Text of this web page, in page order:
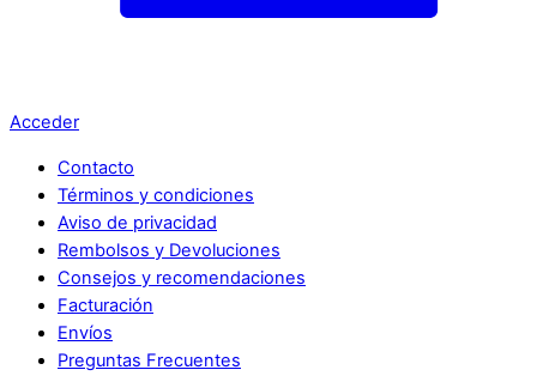
Acceder
Contacto
Términos y condiciones
Aviso de privacidad
Rembolsos y Devoluciones
Consejos y recomendaciones
Facturación
Envíos
Preguntas Frecuentes